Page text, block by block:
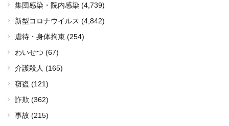
集団感染・院内感染 (4,739)
新型コロナウイルス (4,842)
虐待・身体拘束 (254)
わいせつ (67)
介護殺人 (165)
窃盗 (121)
詐欺 (362)
事故 (215)